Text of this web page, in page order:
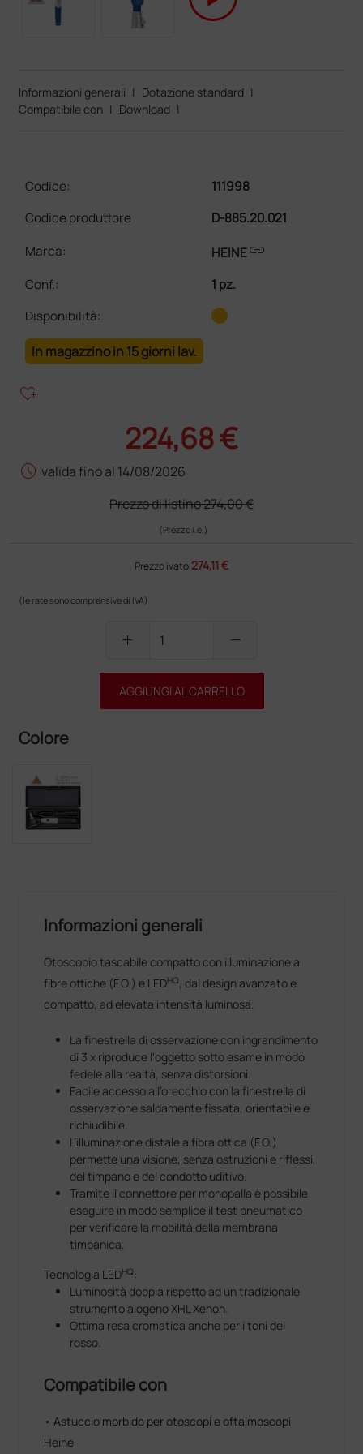
Informazioni generali | Dotazione standard |
Compatibile con | Download |
Codice:
111998
Codice produttore
D-885.20.021
Marca:
HEINElink
Conf.:
1 pz.
Disponibilità:
In magazzino in 15 giorni lav.
heart_plus
224,68 €
schedule valida fino al 14/08/2026
Prezzo di listino274,00 €
(Prezzo i.e.)
Prezzo ivato 274,11 €
(le rate sono comprensive di IVA)
add remove
AGGIUNGI AL CARRELLO
Colore
Informazioni generali
Otoscopio tascabile compatto con illuminazione a
fibre ottiche (F.O.) e LEDHQ, dal design avanzato e
compatto, ad elevata intensità luminosa.
La finestrella di osservazione con ingrandimento
di 3 x riproduce l‘oggetto sotto esame in modo
fedele alla realtà, senza distorsioni.
Facile accesso all’orecchio con la finestrella di
osservazione saldamente fissata, orientabile e
richiudibile.
L’illuminazione distale a fibra ottica (F.O.)
permette una visione, senza ostruzioni e riflessi,
del timpano e del condotto uditivo.
Tramite il connettore per monopalla è possibile
eseguire in modo semplice il test pneumatico
per verificare la mobilità della membrana
timpanica.
Tecnologia LEDHQ:
Luminosità doppia rispetto ad un tradizionale
strumento alogeno XHL Xenon.
Ottima resa cromatica anche per i toni del
rosso.
Compatibile con
• Astuccio morbido per otoscopi e oftalmoscopi
Heine